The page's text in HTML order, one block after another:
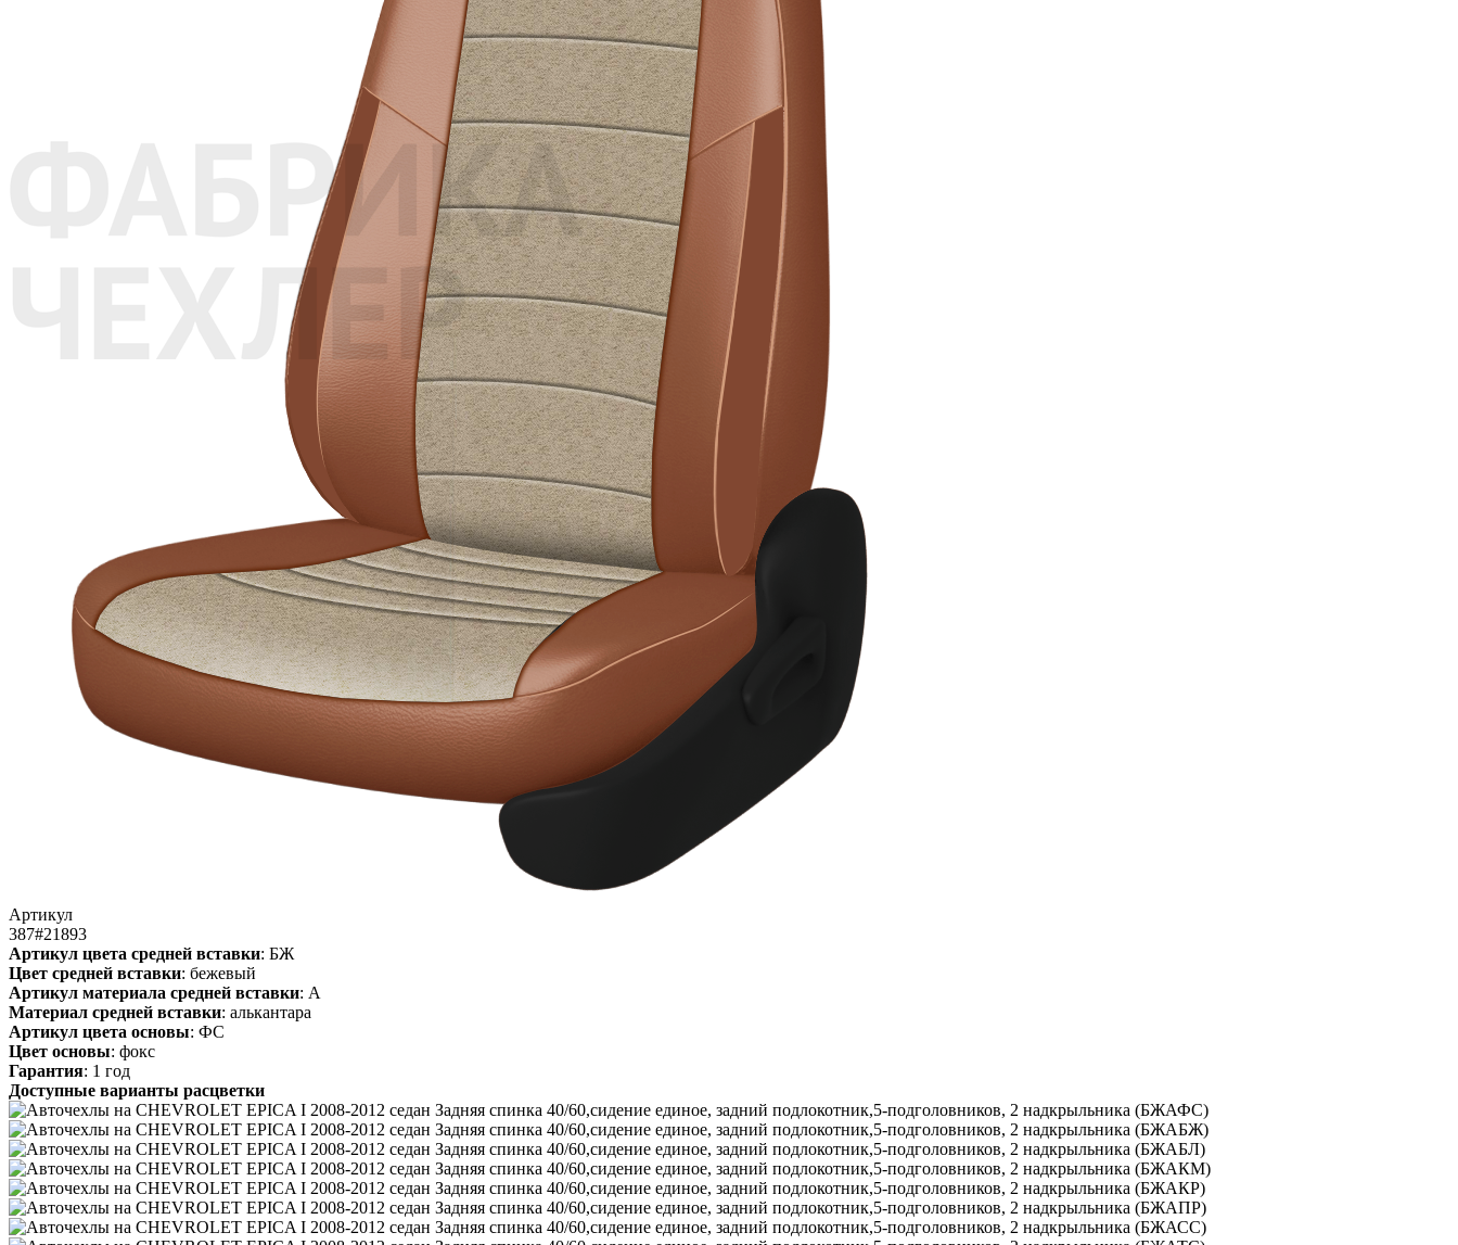
Артикул
387#21893
Артикул цвета средней вставки: БЖ
Цвет средней вставки: бежевый
Артикул материала средней вставки: А
Материал средней вставки: алькантара
Артикул цвета основы: ФС
Цвет основы: фокс
Гарантия: 1 год
Доступные варианты расцветки